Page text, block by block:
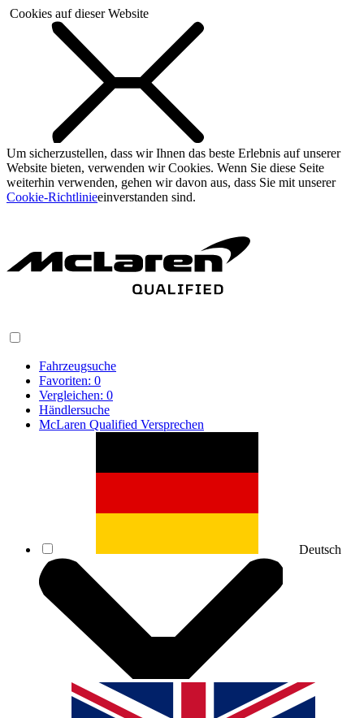
Cookies auf dieser Website
Um sicherzustellen, dass wir Ihnen das beste Erlebnis auf unserer
Website bieten, verwenden wir Cookies. Wenn Sie diese Seite
weiterhin verwenden, gehen wir davon aus, dass Sie mit unserer
Cookie-Richtlinieeinverstanden sind.
Fahrzeugsuche
Favoriten: 0
Vergleichen: 0
Händlersuche
McLaren Qualified Versprechen
Deutsch